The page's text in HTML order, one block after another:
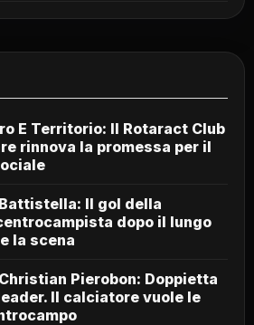
E Territorio: Il Rotaract Club
rinnova la promessa per il
Il gol della
dopo il lungo
la scena
Pierobon: Doppietta
Il calciatore vuole le